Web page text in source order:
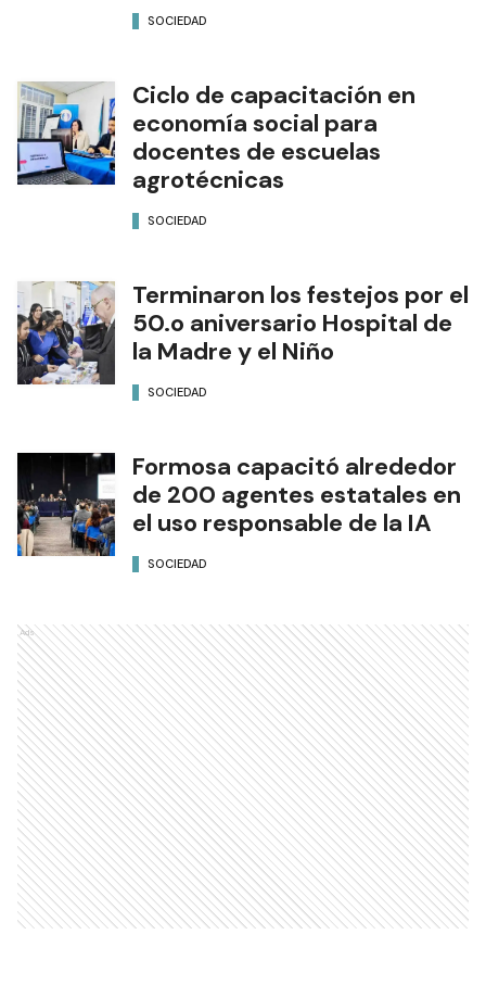
SOCIEDAD
Ciclo de capacitación en
economía social para
docentes de escuelas
agrotécnicas
SOCIEDAD
Terminaron los festejos por el
50.o aniversario Hospital de
la Madre y el Niño
SOCIEDAD
Formosa capacitó alrededor
de 200 agentes estatales en
el uso responsable de la IA
SOCIEDAD
Ads